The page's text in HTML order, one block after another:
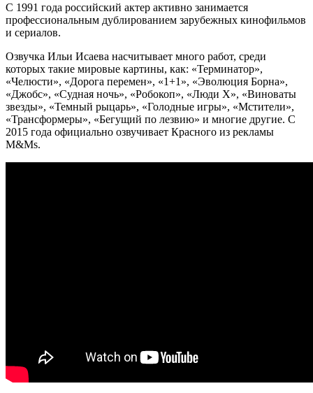
С 1991 года российский актер активно занимается
профессиональным дублированием зарубежных кинофильмов
и сериалов.
Озвучка Ильи Исаева насчитывает много работ, среди
которых такие мировые картины, как: «Терминатор»,
«Челюсти», «Дорога перемен», «1+1», «Эволюция Борна»,
«Джобс», «Судная ночь», «Робокоп», «Люди Х», «Виноваты
звезды», «Темный рыцарь», «Голодные игры», «Мстители»,
«Трансформеры», «Бегущий по лезвию» и многие другие. С
2015 года официально озвучивает Красного из рекламы
M&Ms.